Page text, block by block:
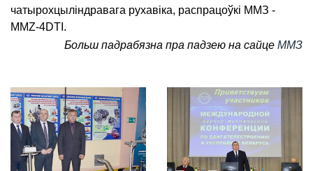
чатырохцыліндравага рухавіка, распрацоўкі ММЗ -
MMZ-4DTI.
Больш падрабязна пра падзею на сайце ММЗ